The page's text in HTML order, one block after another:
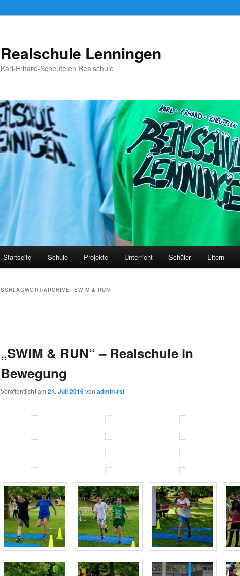
Realschule Lenningen
Karl-Erhard-Scheufelen Realschule
Startseite Schule Projekte Unterricht Schüler Eltern
SCHLAGWORT-ARCHIVE: SWIM & RUN
„SWIM & RUN“ – Realschule in
Bewegung
Veröffentlicht am 21. Juli 2016von admin-rsl